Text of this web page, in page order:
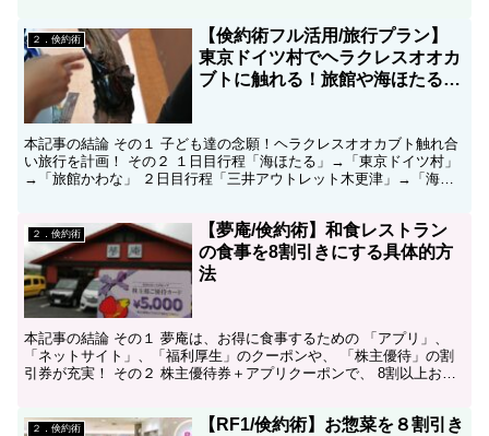
２．倹約術
【倹約術フル活用/旅行プラン】
東京ドイツ村でヘラクレスオオカ
ブトに触れる！旅館や海ほたる、
本記事の結論 その１ 子ども達の念願！ヘラクレスオオカブト触れ合
い旅行を計画！ その２ １日目行程「海ほたる」→「東京ドイツ村」
→「旅館かわな」 ２日目行程「三井アウトレット木更津」→「海ほ
２．倹約術
【夢庵/倹約術】和食レストラン
の食事を8割引きにする具体的方
法
本記事の結論 その１ 夢庵は、お得に食事するための 「アプリ」、
「ネットサイト」、「福利厚生」のクーポンや、 「株主優待」の割
引券が充実！ その２ 株主優待券＋アプリクーポンで、 8割以上お得
２．倹約術
【RF1/倹約術】お惣菜を８割引き